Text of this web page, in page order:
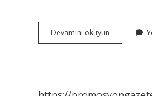
Devamını okuyun
Cips